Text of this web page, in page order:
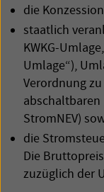
die
staatlich
KWKG-
Umlage“),
Verordnung
abschaltbaren
StromNEV)
die
Die
zuzüglich der